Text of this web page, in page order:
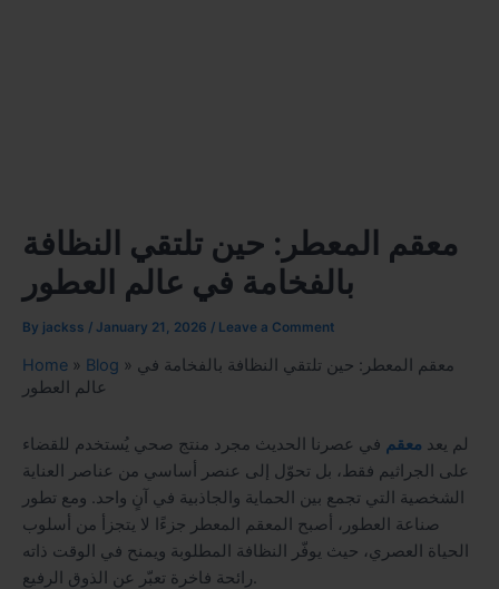
معقم المعطر: حين تلتقي النظافة
بالفخامة في عالم العطور
By jackss / January 21, 2026 / Leave a Comment
Home » Blog » معقم المعطر: حين تلتقي النظافة بالفخامة في
عالم العطور
لم يعد معقم في عصرنا الحديث مجرد منتج صحي يُستخدم للقضاء
على الجراثيم فقط، بل تحوّل إلى عنصر أساسي من عناصر العناية
الشخصية التي تجمع بين الحماية والجاذبية في آنٍ واحد. ومع تطور
صناعة العطور، أصبح المعقم المعطر جزءًا لا يتجزأ من أسلوب
الحياة العصري، حيث يوفّر النظافة المطلوبة ويمنح في الوقت ذاته
رائحة فاخرة تعبّر عن الذوق الرفيع.